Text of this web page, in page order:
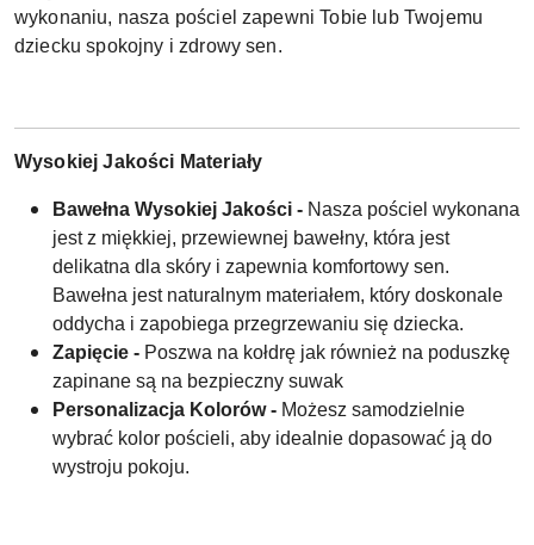
wykonaniu, nasza pościel zapewni Tobie lub Twojemu
dziecku spokojny i zdrowy sen.
Wysokiej Jakości Materiały
Bawełna Wysokiej Jakości - Nasza pościel wykonana
jest z miękkiej, przewiewnej bawełny, która jest
delikatna dla skóry i zapewnia komfortowy sen.
Bawełna jest naturalnym materiałem, który doskonale
oddycha i zapobiega przegrzewaniu się dziecka.
Zapięcie - Poszwa na kołdrę jak również na poduszkę
zapinane są na bezpieczny suwak
Personalizacja Kolorów - Możesz samodzielnie
wybrać kolor pościeli, aby idealnie dopasować ją do
wystroju pokoju.